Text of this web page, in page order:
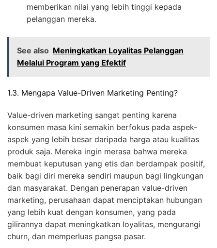
memberikan nilai yang lebih tinggi kepada
pelanggan mereka.
See also Meningkatkan Loyalitas Pelanggan
Melalui Program yang Efektif
1.3. Mengapa Value-Driven Marketing Penting?
Value-driven marketing sangat penting karena
konsumen masa kini semakin berfokus pada aspek-
aspek yang lebih besar daripada harga atau kualitas
produk saja. Mereka ingin merasa bahwa mereka
membuat keputusan yang etis dan berdampak positif,
baik bagi diri mereka sendiri maupun bagi lingkungan
dan masyarakat. Dengan penerapan value-driven
marketing, perusahaan dapat menciptakan hubungan
yang lebih kuat dengan konsumen, yang pada
gilirannya dapat meningkatkan loyalitas, mengurangi
churn, dan memperluas pangsa pasar.